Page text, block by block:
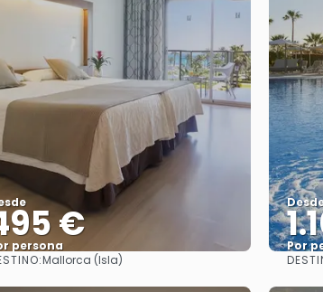
€
persona
Ver
Mallorca (Isla)
Por